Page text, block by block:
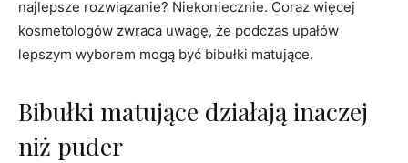
najlepsze rozwiązanie? Niekoniecznie. Coraz więcej
kosmetologów zwraca uwagę, że podczas upałów
lepszym wyborem mogą być bibułki matujące.
Bibułki matujące działają inaczej
niż puder